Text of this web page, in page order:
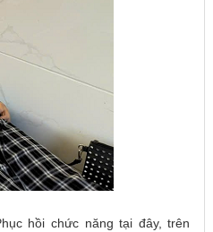
hồi chức năng tại đây, trên